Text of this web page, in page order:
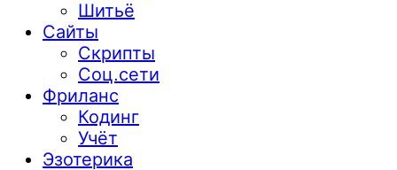
Шитьё
Сайты
Скрипты
Соц.сети
Фриланс
Кодинг
Учёт
Эзотерика